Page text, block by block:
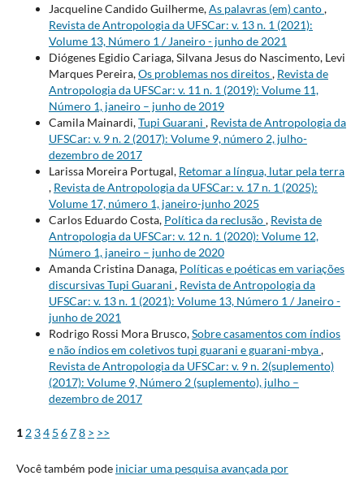
Jacqueline Candido Guilherme,As palavras (em) canto,
Revista de Antropologia da UFSCar: v. 13 n. 1 (2021):
Volume 13, Número 1 / Janeiro - junho de 2021
Diógenes Egidio Cariaga, Silvana Jesus do Nascimento, Levi
Marques Pereira,Os problemas nos direitos, Revista de
Antropologia da UFSCar: v. 11 n. 1 (2019): Volume 11,
Número 1, janeiro – junho de 2019
Camila Mainardi,Tupi Guarani , Revista de Antropologia da
UFSCar: v. 9 n. 2 (2017): Volume 9, número 2, julho-
dezembro de 2017
Larissa Moreira Portugal, Retomar a língua, lutar pela terra
, Revista de Antropologia da UFSCar: v. 17 n. 1 (2025):
Volume 17, número 1, janeiro-junho 2025
Carlos Eduardo Costa, Política da reclusão, Revista de
Antropologia da UFSCar: v. 12 n. 1 (2020): Volume 12,
Número 1, janeiro – junho de 2020
Amanda Cristina Danaga, Políticas e poéticas em variações
discursivas Tupi Guarani , Revista de Antropologia da
UFSCar: v. 13 n. 1 (2021): Volume 13, Número 1 / Janeiro -
junho de 2021
Rodrigo Rossi Mora Brusco,Sobre casamentos com índios
e não índios em coletivos tupi guarani e guarani-mbya,
Revista de Antropologia da UFSCar: v. 9 n. 2(suplemento)
(2017): Volume 9, Número 2 (suplemento), julho –
dezembro de 2017
1 2 34 5 678 > >>
Você também pode iniciar uma pesquisa avançada por